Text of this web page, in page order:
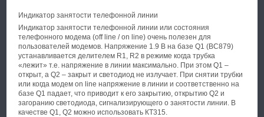
Индикатор занятости телефонной линии
Индикатор занятости телефонной линии или состояния
телефонного модема (off line / on line) очень полезен для
пользователей модемов. Напряжение 1.9 В на базе Q1 (ВC879)
устанавливается делителем R1, R2 в режиме когда трубка
«лежит» т.е. напряжение в линии максимально. При этом Q1 –
открыт, а Q2 – закрыт и светодиод не излучает. При снятии трубки
или когда модем on line напряжение в линии и соответственно на
базе Q1 падает, что приводит к его закрытию, открытию Q2 и
загоранию светодиода, сигнализирующего о занятости линии. В
качестве Q1, Q2 можно использовать КТ315.